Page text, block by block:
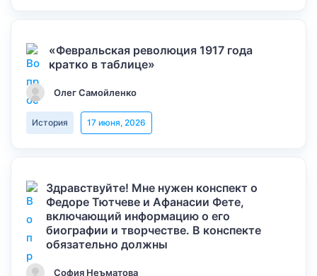
«Февральская революция 1917 года
кратко в таблице»
Олег Самойленко
История 17 июня, 2026
Здравствуйте! Мне нужен конспект о
Федоре Тютчеве и Афанасии Фете,
включающий информацию о его
биографии и творчестве. В конспекте
обязательно должны
София Неъматова